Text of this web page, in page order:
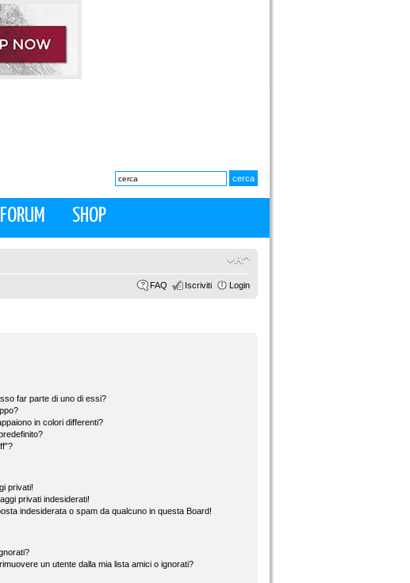
FORUM SHOP
FAQ Iscriviti Login
far parte di uno di essi?
in colori differenti?
privati!
privati indesiderati!
indesiderata o spam da qualcuno in questa Board!
un utente dalla mia lista amici o ignorati?